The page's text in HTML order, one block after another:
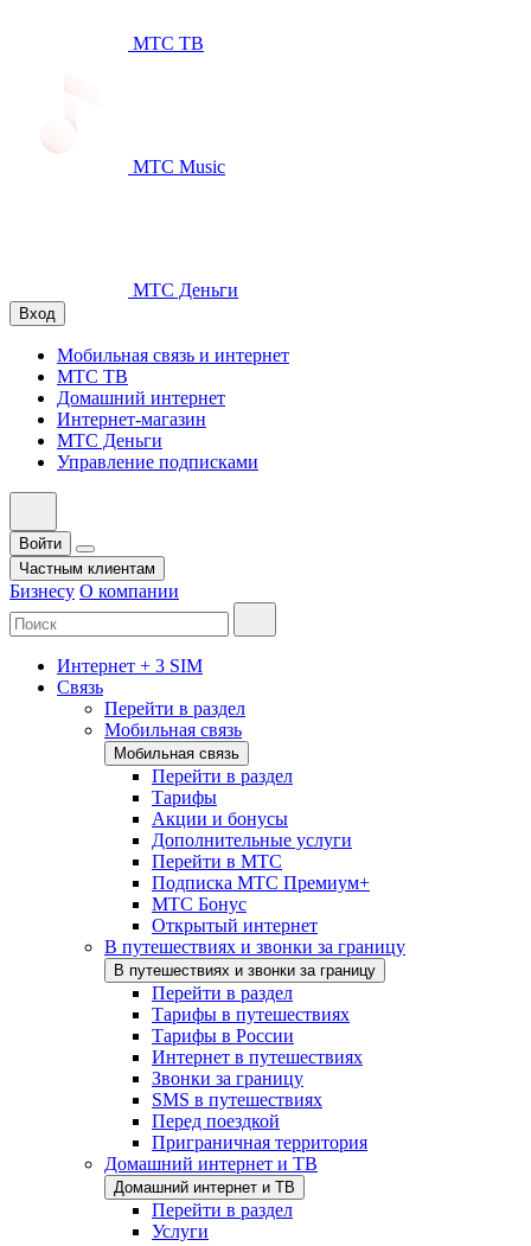
МТС ТВ
МТС Music
МТС Деньги
Вход
Мобильная связь и интернет
МТС ТВ
Домашний интернет
Интернет-магазин
МТС Деньги
Управление подписками
Войти
Частным клиентам
Бизнесу О компании
Интернет + 3 SIM
Связь
Перейти в раздел
Мобильная связь
Мобильная связь
Перейти в раздел
Тарифы
Акции и бонусы
Дополнительные услуги
Перейти в МТС
Подписка МТС Премиум+
МТС Бонус
Открытый интернет
В путешествиях и звонки за границу
В путешествиях и звонки за границу
Перейти в раздел
Тарифы в путешествиях
Тарифы в России
Интернет в путешествиях
Звонки за границу
SMS в путешествиях
Перед поездкой
Приграничная территория
Домашний интернет и ТВ
Домашний интернет и ТВ
Перейти в раздел
Услуги